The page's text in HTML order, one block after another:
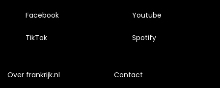
Facebook
TikTok
Youtube
Spotify
Over frankrijk.nl Contact